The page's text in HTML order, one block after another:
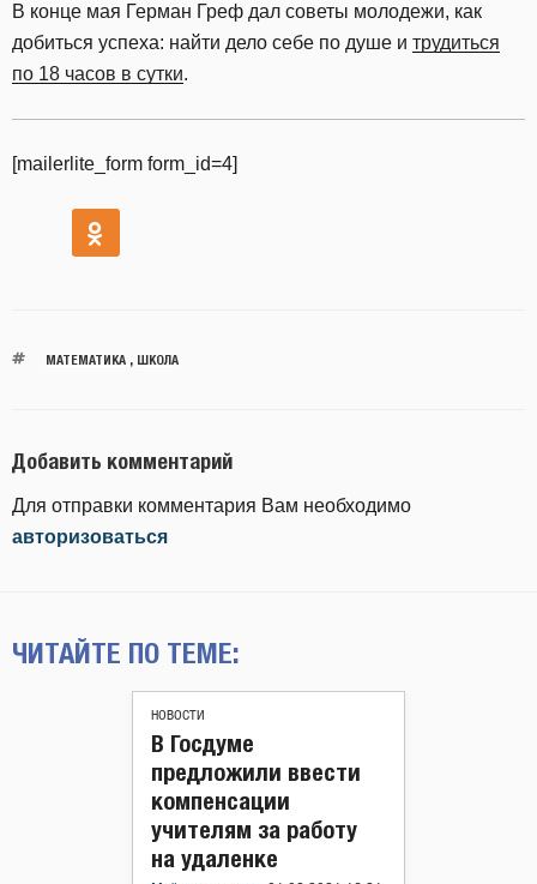
В конце мая Герман Греф дал советы молодежи, как
добиться успеха: найти дело себе по душе и трудиться
по 18 часов в сутки.
[mailerlite_form form_id=4]
МАТЕМАТИКА, ШКОЛА
Добавить комментарий
Для отправки комментария Вам необходимо
авторизоваться
ЧИТАЙТЕ ПО ТЕМЕ:
НОВОСТИ
В Госдуме
предложили ввести
компенсации
учителям за работу
на удаленке